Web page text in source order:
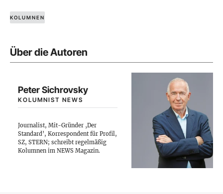
KOLUMNEN
Über die Autoren
Peter Sichrovsky
KOLUMNIST NEWS
Journalist, Mit-Gründer ‚Der
Standard’, Korrespondent für Profil,
SZ, STERN; schreibt regelmäßig
Kolumnen im NEWS Magazin.